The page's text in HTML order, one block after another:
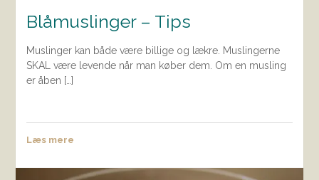
Blåmuslinger – Tips
Muslinger kan både være billige og lækre. Muslingerne
SKAL være levende når man køber dem. Om en musling
er åben […]
Læs mere